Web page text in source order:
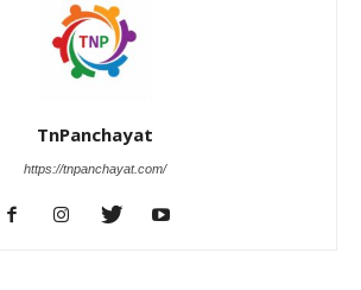
TnPanchayat
https://tnpanchayat.com/